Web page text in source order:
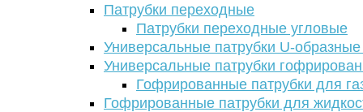
Патрубки переходные
Патрубки переходные угловые
Универсальные патрубки U-
Универсальные патрубки
Гофрированные патрубки для
Гофрированные патрубки для